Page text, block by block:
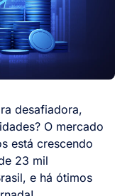
desafiadora,
O mercado
está crescendo
23 mil
e há ótimos